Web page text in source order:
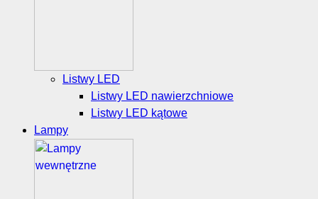
Listwy LED
Listwy LED nawierzchniowe
Listwy LED kątowe
Lampy